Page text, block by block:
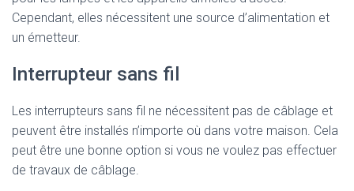
Cependant, elles nécessitent une source d’alimentation et
un émetteur.
Interrupteur sans fil
Les interrupteurs sans fil ne nécessitent pas de câblage et
peuvent être installés n’importe où dans votre maison. Cela
peut être une bonne option si vous ne voulez pas effectuer
de travaux de câblage.